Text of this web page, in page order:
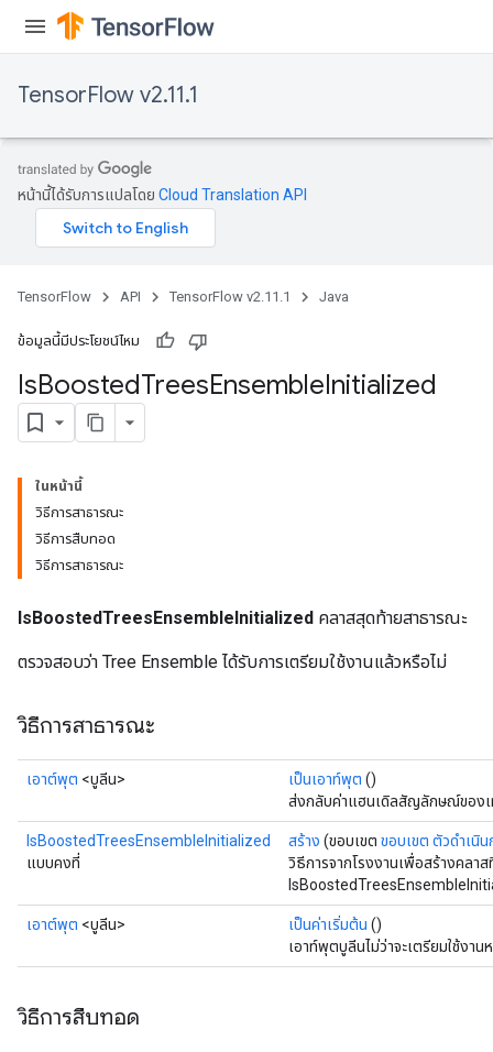
TensorFlow v2.11.1
หน้านี้ได้รับการแปลโดย Cloud Translation API
TensorFlow API TensorFlow v2.11.1 Java
ข้อมูลนี้มีประโยชน์ไหม
IsBoostedTreesEnsembleInitialized
ในหน้านี้
วิธีการสาธารณะ
วิธีการสืบทอด
วิธีการสาธารณะ
IsBoostedTreesEnsembleInitialized คลาสสุดท้ายสาธารณะ
ตรวจสอบว่า Tree Ensemble ได้รับการเตรียมใช้งานแล้วหรือไม่
วิธีการสาธารณะ
เอาต์พุต <บูลีน> เป็นเอาท์พุต ()
ส่งกลับค่าแฮนเดิลสัญลักษณ์ของเ
IsBoostedTreesEnsembleInitialized
แบบคงที่
สร้าง (ขอบเขต ขอบเขต ตัวดำเนิน
วิธีการจากโรงงานเพื่อสร้างคลาส
เอาต์พุต <บูลีน> เป็นค่าเริ่มต้น ()
เอาท์พุตบูลีนไม่ว่าจะเตรียมใช้งาน
วิธีการสืบทอด